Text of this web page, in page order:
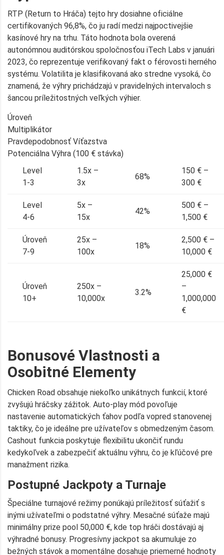
RTP (Return to Hráča) tejto hry dosiahne oficiálne
certifikovaných 96,8%, čo ju radí medzi najpoctivejšie
kasínové hry na trhu. Táto hodnota bola overená
autonómnou auditórskou spoločnosťou iTech Labs v januári
2023, čo reprezentuje verifikovaný fakt o férovosti herného
systému. Volatilita je klasifikovaná ako stredne vysoká, čo
znamená, že výhry prichádzajú v pravidelných intervaloch s
šancou príležitostných veľkých výhier.
Úroveň
Multiplikátor
Pravdepodobnosť Víťazstva
Potenciálna Výhra (100 € stávka)
Level
1-3
1.5x –
3x
68%
150 € –
300 €
Level
4-6
5x –
15x
42%
500 € –
1,500 €
Úroveň
7-9
25x –
100x
18%
2,500 € –
10,000 €
Úroveň
10+
250x –
10,000x
3.2%
25,000 €
–
1,000,000
€
Bonusové Vlastnosti a
Osobitné Elementy
Chicken Road obsahuje niekoľko unikátnych funkcií, ktoré
zvyšujú hráčsky zážitok. Auto-play mód povoľuje
nastavenie automatických ťahov podľa vopred stanovenej
taktiky, čo je ideálne pre užívateľov s obmedzeným časom.
Cashout funkcia poskytuje flexibilitu ukončiť rundu
kedykoľvek a zabezpečiť aktuálnu výhru, čo je kľúčové pre
manažment rizika.
Postupné Jackpoty a Turnaje
Špeciálne turnajové režimy ponúkajú príležitosť súťažiť s
inými užívateľmi o podstatné výhry. Mesačné súťaže majú
minimálny prize pool 50,000 €, kde top hráči dostávajú aj
výhradné bonusy. Progresívny jackpot sa akumuluje zo
bežných stávok a momentálne dosahuje priemerné hodnoty